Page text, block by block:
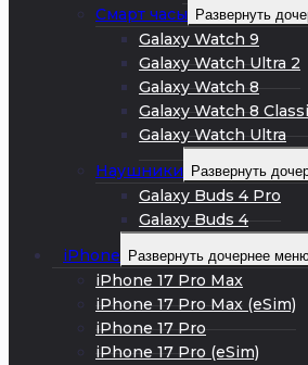
Смарт часы
Развернуть
Galaxy Watch 9
Galaxy Watch Ultra 2
Galaxy Watch 8
Galaxy Watch 8
Galaxy Watch Ultra
Наушники
Развернуть
Galaxy Buds 4 Pro
Galaxy Buds 4
iPhone
Развернуть дочернее
iPhone 17 Pro Max
iPhone 17 Pro Max (eSim)
iPhone 17 Pro
iPhone 17 Pro (eSim)